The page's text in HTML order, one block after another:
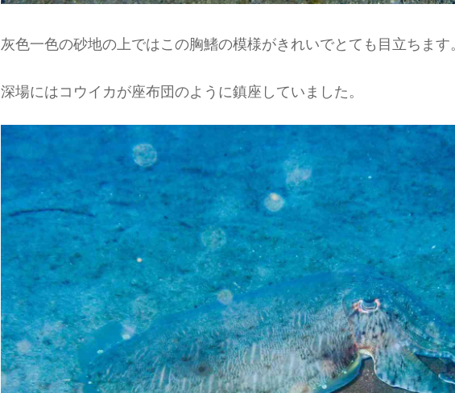
灰色一色の砂地の上ではこの胸鰭の模様がきれいでとても目立ちます。
深場にはコウイカが座布団のように鎮座していました。